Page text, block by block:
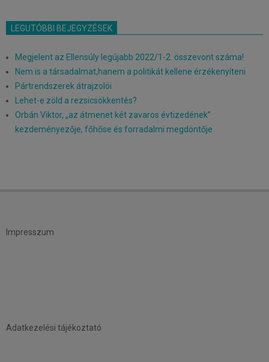
LEGUTÓBBI BEJEGYZÉSEK
Megjelent az Ellensúly legújabb 2022/1-2. összevont száma!
Nem is a társadalmat,hanem a politikát kellene érzékenyíteni
Pártrendszerek átrajzolói
Lehet-e zöld a rezsicsökkentés?
Orbán Viktor, „az átmenet két zavaros évtizedének”
kezdeményezője, főhőse és forradalmi megdöntője
Impresszum
Adatkezelési tájékoztató